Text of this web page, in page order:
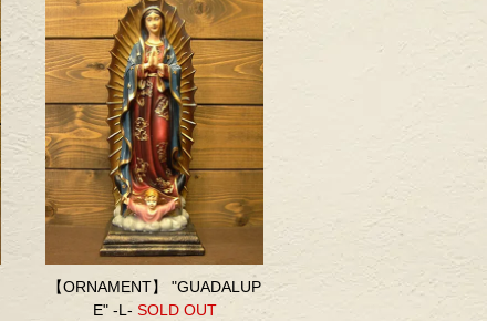
【ORNAMENT】 "GUADALUP
E" -L- SOLD OUT